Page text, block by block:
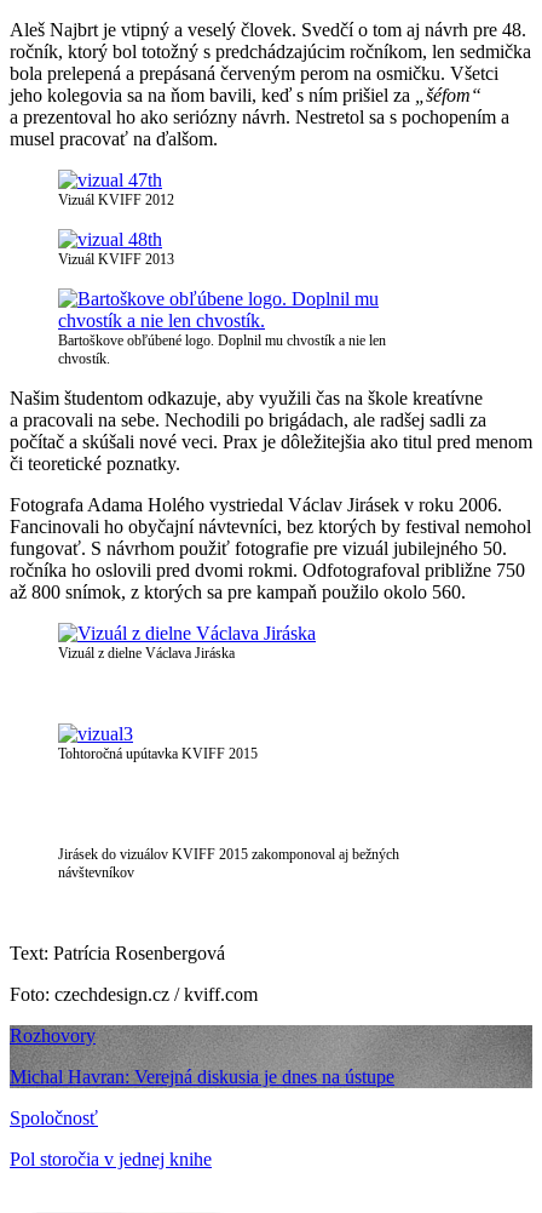
Aleš Najbrt je vtipný a veselý človek. Svedčí o tom aj návrh pre 48.
ročník, ktorý bol totožný s predchádzajúcim ročníkom, len sedmička
bola prelepená a prepásaná červeným perom na osmičku. Všetci
jeho kolegovia sa na ňom bavili, keď s ním prišiel za
„šéfom“
a prezentoval ho ako seriózny návrh. Nestretol sa s pochopením a
musel pracovať na ďalšom.
Vizuál KVIFF 2012
Vizuál KVIFF 2013
Bartoškove obľúbené logo. Doplnil mu chvostík a nie len
chvostík.
Našim študentom odkazuje, aby využili čas na škole kreatívne
a pracovali na sebe. Nechodili po brigádach, ale radšej sadli za
počítač a skúšali nové veci. Prax je dôležitejšia ako titul pred menom
či teoretické poznatky.
Fotografa Adama Holého vystriedal Václav Jirásek v roku 2006.
Fancinovali ho obyčajní návtevníci, bez ktorých by festival nemohol
fungovať. S návrhom použiť fotografie pre vizuál jubilejného 50.
ročníka ho oslovili pred dvomi rokmi. Odfotografoval približne 750
až 800 snímok, z ktorých sa pre kampaň použilo okolo 560.
Vizuál z dielne Václava Jiráska
Tohtoročná upútavka KVIFF 2015
Jirásek do vizuálov KVIFF 2015 zakomponoval aj bežných
návštevníkov
Text: Patrícia Rosenbergová
Foto: czechdesign.cz / kviff.com
Rozhovory
Michal Havran: Verejná diskusia je dnes na ústupe
Spoločnosť
Pol storočia v jednej knihe